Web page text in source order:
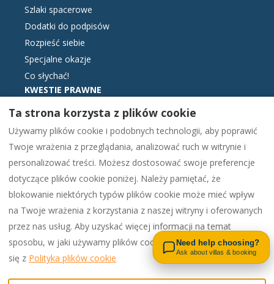
Szlaki spacerowe
Dodatki do podpisów
Rozpieść siebie
Specjalne okazje
Co słychać!
KWESTIE PRAWNE
Warunki rezerwacji
Podstawowe informacje
Elektroniczna księga reklamacji
Polityka prywatności
Polish EUR 00442081448562Need help choosing?
Ask about villas & booking
Contact us on WhatsApp
Ta strona korzysta z plików cookie
Używamy plików cookie i podobnych technologii, aby poprawić
Twoje wrażenia z przeglądania, analizować ruch w witrynie i
personalizować treści. Możesz dostosować swoje preferencje
dotyczące plików cookie poniżej. Należy pamiętać, że
blokowanie niektórych typów plików cookie może mieć wpływ
na Twoje wrażenia z korzystania z naszej witryny i oferowanych
przez nas usług. Aby uzyskać więcej informacji na temat
sposobu, w jaki używamy plików cookie i Twoich opcji, zapoznaj
się z Polityka plików cookie